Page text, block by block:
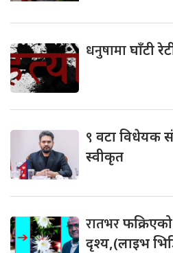
धनुषामाघाँटी
९ वटा विधेयक
स्वीकृत
रातभर
दृश्य,(लाइभ